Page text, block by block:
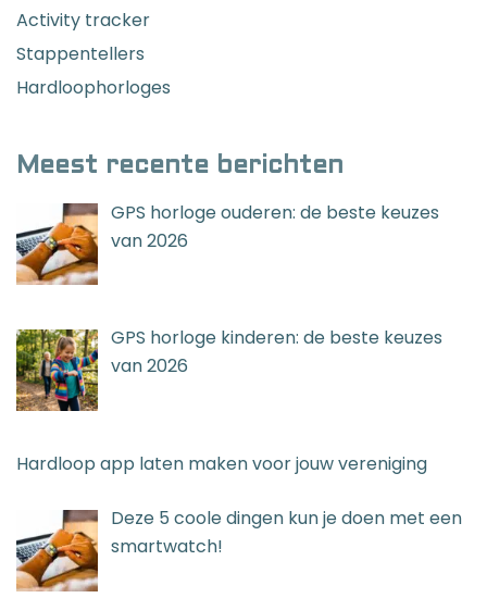
Activity tracker
Stappentellers
Hardloophorloges
Meest recente berichten
GPS horloge ouderen: de beste keuzes
van 2026
GPS horloge kinderen: de beste keuzes
van 2026
Hardloop app laten maken voor jouw vereniging
Deze 5 coole dingen kun je doen met een
smartwatch!